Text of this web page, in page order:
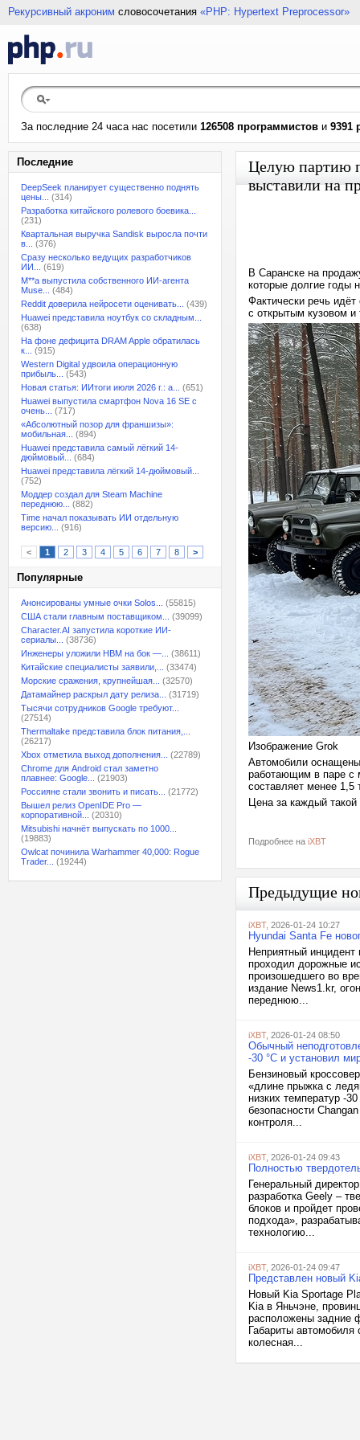
Рекурсивный акроним словосочетания «PHP: Hypertext Preprocessor»
За последние 24 часа нас посетили 126508 программистов и 9391
Последние
DeepSeek планирует существенно поднять
цены...
(314)
Разработка китайского ролевого боевика...
(231)
Квартальная выручка Sandisk выросла почти
в...
(376)
Сразу несколько ведущих разработчиков
ИИ...
(619)
M**a выпустила собственного ИИ-агента
Muse...
(484)
Reddit доверила нейросети оценивать...
(439)
Huawei представила ноутбук со складным...
(638)
На фоне дефицита DRAM Apple обратилась
к...
(915)
Western Digital удвоила операционную
прибыль...
(543)
Новая статья: ИИтоги июля 2026 г.: а...
(651)
Huawei выпустила смартфон Nova 16 SE с
очень...
(717)
«Абсолютный позор для франшизы»:
мобильная...
(894)
Huawei представила самый лёгкий 14-
дюймовый...
(684)
Huawei представила лёгкий 14-дюймовый...
(752)
Моддер создал для Steam Machine
переднюю...
(882)
Time начал показывать ИИ отдельную
версию...
(916)
< 1 2 3 4 5 6 7 8 >
Популярные
Анонсированы умные очки Solos...
(55815)
США стали главным поставщиком...
(39099)
Character.AI запустила короткие ИИ-
сериалы...
(38736)
Инженеры уложили HBM на бок —...
(38611)
Китайские специалисты заявили,...
(33474)
Морские сражения, крупнейшая...
(32570)
Датамайнер раскрыл дату релиза...
(31719)
Тысячи сотрудников Google требуют...
(27514)
Thermaltake представила блок питания,...
(26217)
Xbox отметила выход дополнения...
(22789)
Chrome для Android стал заметно
плавнее: Google...
(21903)
Россияне стали звонить и писать...
(21772)
Вышел релиз OpenIDE Pro —
корпоративной...
(20310)
Mitsubishi начнёт выпускать по 1000...
(19883)
Owlcat починила Warhammer 40,000: Rogue
Trader...
(19244)
Целую партию
выставили на
В Саранске на
которые долгие годы
Фактически речь
с открытым кузовом
Изображение Grok
Автомобили
работающим в паре с
составляет менее 1,5
Цена за каждый
Подробнее на iXBT
Предыдущие
iXBT, 2026-01-24 10:27
Hyundai Santa Fe
Неприятный
проходил дорожные
произошедшего во
издание News1.kr,
переднюю...
iXBT, 2026-01-24 08:50
Обычный
-30 °C и установил
Бензиновый
«длине прыжка с
низких температур -
безопасности
контроля...
iXBT, 2026-01-24 09:43
Полностью
Генеральный
разработка Geely –
блоков и пройдет
подхода»,
технологию...
iXBT, 2026-01-24 09:47
Представлен новый
Новый Kia Sportage
Kia в Яньчэне,
расположены задние
Габариты
колесная...